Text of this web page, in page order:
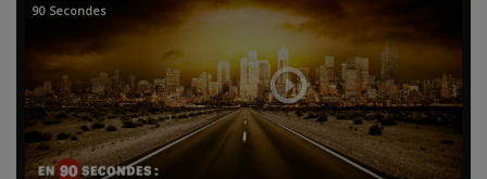
90 Secondes